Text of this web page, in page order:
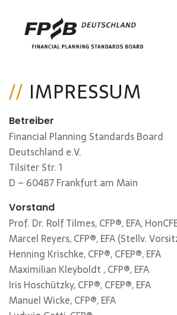
IMPRESSUM
Betreiber
Financial Planning Standards Board
Deutschland e.V.
Tilsiter Str. 1
D – 60487 Frankfurt am Main
Vorstand
Prof. Dr. Rolf Tilmes, CFP®, EFA,
Marcel Reyers, CFP®, EFA (Stellv.
Henning Krischke, CFP®, CFEP®, EFA
Maximilian Kleyboldt , CFP®, EFA
Iris Hoschützky, CFP®, CFEP®, EFA
Manuel Wicke, CFP®, EFA